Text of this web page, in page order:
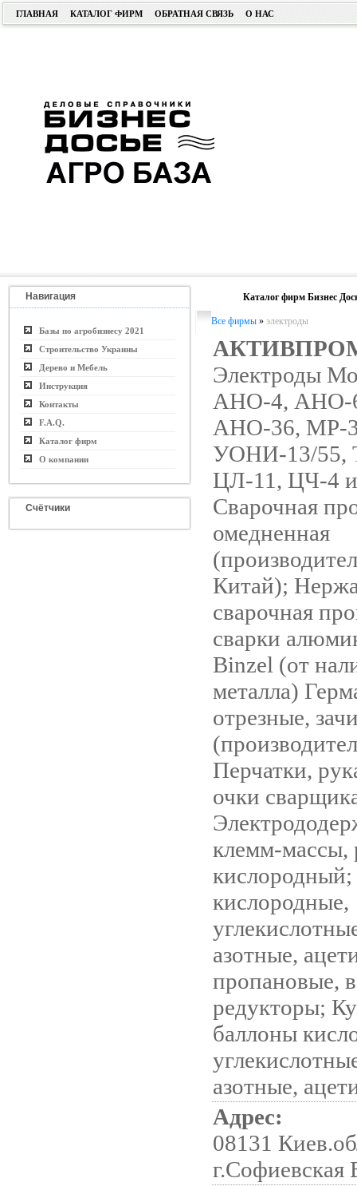
ГЛАВНАЯ КАТАЛОГ ФИРМ ОБРАТНАЯ СВЯЗЬ О НАС
Навигация
Базы по агробизнесу 2021
Строительство Украины
Дерево и Мебель
Инструкция
Контакты
F.A.Q.
Каталог фирм
О компании
Счётчики
Каталог фирм Бизнес
Все фирмы » электроды
Электроды
АНО-4, АНО-
АНО-36, МР-
УОНИ-13/55,
ЦЛ-11, ЦЧ-4 и
Сварочная
омедненная
Китай);
сварочная
сварки
Binzel (от
металла)
отрезные,
Перчатки,
очки
клемм-массы,
кислородные,
азотные,
пропановые,
редукторы;
баллоны
азотные,
Адрес:
08131
г.Софиевская